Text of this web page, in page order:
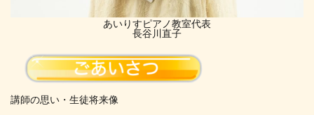
あいりすピアノ教室代表
長谷川直子
講師の思い・生徒将来像